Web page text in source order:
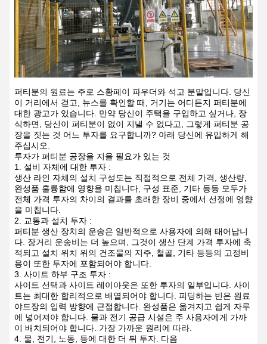
퍼티분의 원료는 주로 스황페이 파우더와 석고 분말입니다. 당신
이 거리에서 걷고, 뉴스를 확인할 때, 거기는 어디든지 퍼티분에
대한 광고가 있습니다. 만약 당신이 주택을 구입하고 싶거나, 장
식하면, 당신이 퍼티분이 없이 지낼 수 없다고, 그렇게 퍼티분 공
장을 짓는 것 어느 투자를 요구합니까? 아래 당신에 유입하게 해
주십시오.
투자가 퍼티분 공장을 지을 필요가 있는 것
1. 설비 자체에 대한 투자 :
생산 라인 자체의 설치 구성도는 직접적으로 전체 가격, 생산량,
완성품 훌륭함에 영향을 미칩니다, 구성 표준, 기타 등등 모두가
전체 가격 투자의 차이의 결과를 초래한 장비 중에서 선정에 영향
을 미칩니다.
2. 교통과 설치 투자 :
퍼티분 생산 장치의 운송은 일반적으로 사용자에 의해 태어납니
다. 장거리 운송비는 더 높으며, 그것이 생산 단계 가격 투자에 축
적되고 설치 위치 위의 건조물의 지주, 철골, 기타 등등의 고정비
용이 또한 투자에 포함되어야 합니다.
3. 사이트 하부 구조 투자 :
사이트 선택과 사이트 레이아웃은 또한 투자의 일부입니다. 사이
트는 최대한 합리적으로 배열되어야 합니다. 피딩하는 빈은 원료
야드장의 입력 방향에 근접합니다. 완성품은 옮겨지고 쉽게 자루
에 넣어져야 합니다. 물과 전기 공급 시설은 주 사용자에게 가까
이 배치되어야 합니다. 가장 가까운 원리에 따라.
4. 물, 전기, 노동, 등에 대한 더 뒤 투자. 다음